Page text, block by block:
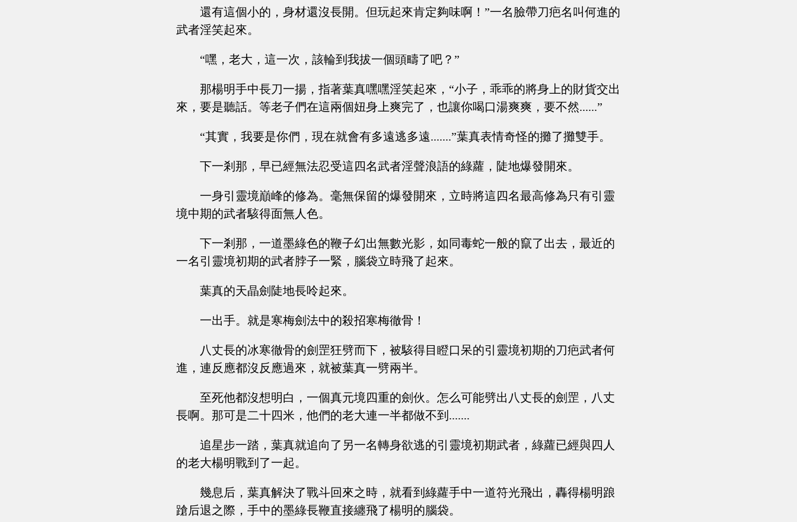
還有這個小的，身材還沒長開。但玩起來肯定夠味啊！”一名臉帶刀疤名叫何進的
武者淫笑起來。
“嘿，老大，這一次，該輪到我拔一個頭疇了吧？”
那楊明手中長刀一揚，指著葉真嘿嘿淫笑起來，“小子，乖乖的將身上的財貨交出
來，要是聽話。等老子們在這兩個妞身上爽完了，也讓你喝口湯爽爽，要不然......”
“其實，我要是你們，現在就會有多遠逃多遠.......”葉真表情奇怪的攤了攤雙手。
下一剎那，早已經無法忍受這四名武者淫聲浪語的綠蘿，陡地爆發開來。
一身引靈境巔峰的修為。毫無保留的爆發開來，立時將這四名最高修為只有引靈
境中期的武者駭得面無人色。
下一剎那，一道墨綠色的鞭子幻出無數光影，如同毒蛇一般的竄了出去，最近的
一名引靈境初期的武者脖子一緊，腦袋立時飛了起來。
葉真的天晶劍陡地長呤起來。
一出手。就是寒梅劍法中的殺招寒梅徹骨！
八丈長的冰寒徹骨的劍罡狂劈而下，被駭得目瞪口呆的引靈境初期的刀疤武者何
進，連反應都沒反應過來，就被葉真一劈兩半。
至死他都沒想明白，一個真元境四重的劍伙。怎么可能劈出八丈長的劍罡，八丈
長啊。那可是二十四米，他們的老大連一半都做不到.......
追星步一踏，葉真就追向了另一名轉身欲逃的引靈境初期武者，綠蘿已經與四人
的老大楊明戰到了一起。
幾息后，葉真解決了戰斗回來之時，就看到綠蘿手中一道符光飛出，轟得楊明踉
蹌后退之際，手中的墨綠長鞭直接纏飛了楊明的腦袋。